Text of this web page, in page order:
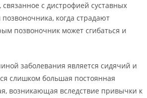
с дистрофией суставных
когда страдают
позвоночник может сгибаться и
заболевания является сидячий и
слишком большая постоянная
возникающая вследствие привычки к